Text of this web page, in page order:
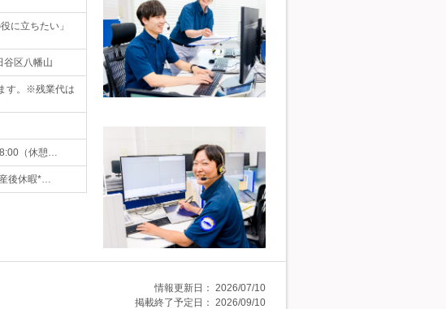
に立ちたい」
谷区八幡山
す。※残業代は
（休憩…
後休暇*…
情報更新日： 2026/07/10
掲載終了予定日： 2026/09/10